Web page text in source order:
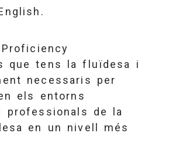
que tens la fluïdesa i
necessaris per
els entorns
professionals de la
en un nivell més